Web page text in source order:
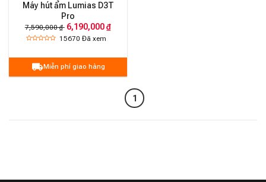
Máy hút ẩm Lumias D3T
Pro
7,590,000 ₫ 6,190,000 ₫
15670Đã xem
Miễn phí giao hàng
1